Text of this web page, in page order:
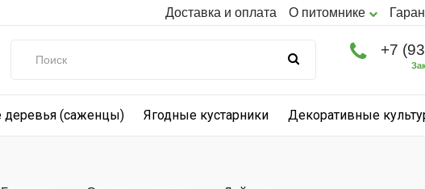
Доставка и оплата О питомнике
+7
деревья (саженцы) Ягодные кустарники Декоративные